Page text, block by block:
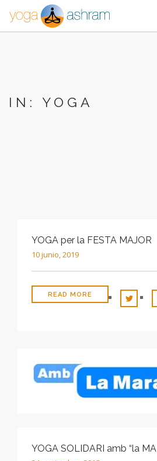
CONTACTA
IN: YOGA
YOGA per la FESTA MAJOR
10 junio, 2019
READ MORE
YOGA SOLIDARI amb “la